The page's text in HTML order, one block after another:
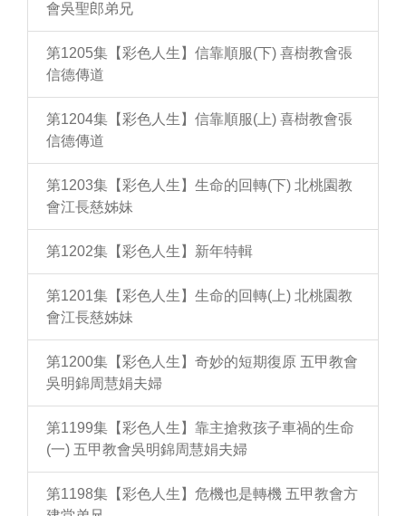
會吳聖郎弟兄
第1205集【彩色人生】信靠順服(下) 喜樹教會張
信德傳道
第1204集【彩色人生】信靠順服(上) 喜樹教會張
信德傳道
第1203集【彩色人生】生命的回轉(下) 北桃園教
會江長慈姊妹
第1202集【彩色人生】新年特輯
第1201集【彩色人生】生命的回轉(上) 北桃園教
會江長慈姊妹
第1200集【彩色人生】奇妙的短期復原 五甲教會
吳明錦周慧娟夫婦
第1199集【彩色人生】靠主搶救孩子車禍的生命
(一) 五甲教會吳明錦周慧娟夫婦
第1198集【彩色人生】危機也是轉機 五甲教會方